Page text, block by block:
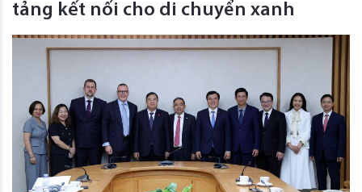
tảng kết nối cho di chuyển xanh